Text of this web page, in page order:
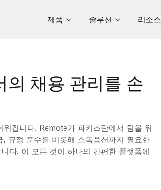
제품 솔루션 리소스
의 채용 관리를 손
워집니다. Remote가 파키스탄에서 팀을 위
규정 준수를 비롯해 스톡옵션까지 필요한
다. 이 모든 것이 하나의 간편한 플랫폼에